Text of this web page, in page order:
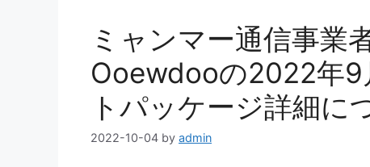
ミャンマー通信事業
Ooewdooの2022年9
トパッケージ詳細に
2022-10-04 by admin